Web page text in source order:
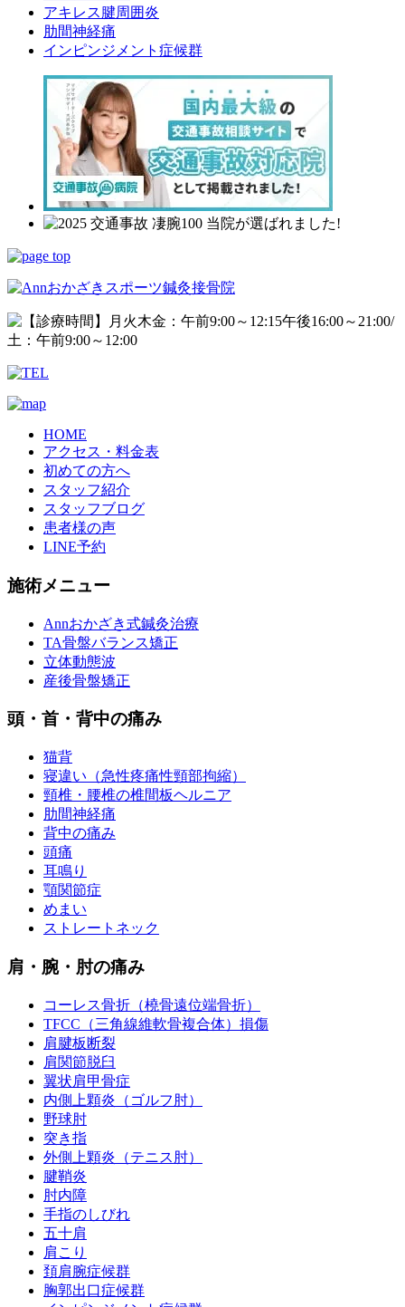
アキレス腱周囲炎
肋間神経痛
インピンジメント症候群
HOME
アクセス・料金表
初めての方へ
スタッフ紹介
スタッフブログ
患者様の声
LINE予約
施術メニュー
Annおかざき式鍼灸治療
TA骨盤バランス矯正
立体動態波
産後骨盤矯正
頭・首・背中の痛み
猫背
寝違い（急性疼痛性頸部拘縮）
頸椎・腰椎の椎間板ヘルニア
肋間神経痛
背中の痛み
頭痛
耳鳴り
顎関節症
めまい
ストレートネック
肩・腕・肘の痛み
コーレス骨折（橈骨遠位端骨折）
TFCC（三角線維軟骨複合体）損傷
肩腱板断裂
肩関節脱臼
翼状肩甲骨症
内側上顆炎（ゴルフ肘）
野球肘
突き指
外側上顆炎（テニス肘）
腱鞘炎
肘内障
手指のしびれ
五十肩
肩こり
頚肩腕症候群
胸郭出口症候群